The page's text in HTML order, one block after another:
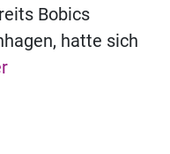
Bobics
hatte sich